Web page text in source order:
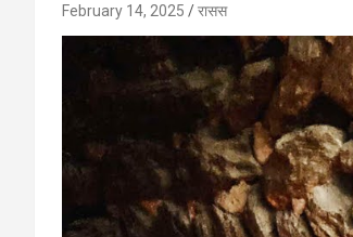
February 14, 2025 रासस